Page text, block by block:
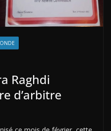
Raghdi
d’arbitre